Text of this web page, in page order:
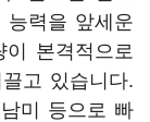
능력을 앞세운
본격적으로
고 있습니다.
미 등으로 빠